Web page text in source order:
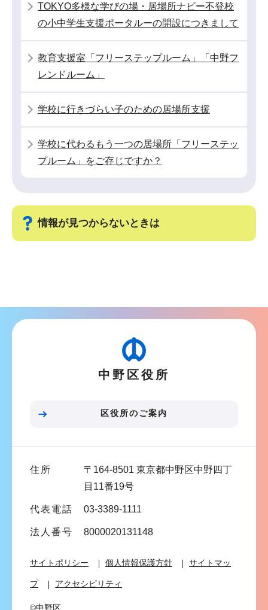
TOKYO多様な学びの場・居場所ナビー不登校
の小中学生支援ポータルーの開設につきまして
教育支援室「フリーステップルーム」「中野フ
レンドルーム」
学校に行きづらい子のための居場所支援
学校に代わるもう一つの居場所「フリーステッ
プルーム」をご存じですか？
情報が見つからないときは
ゲ
ま
中野区役所
区役所のご案内
住所
〒164-8501 東京都中野区中野四丁
目11番19号
代表電話 03-3389-1111
法人番号 8000020131148
サイトポリシー 個人情報保護方針 サイトマッ
プ アクセシビリティ
©中野区